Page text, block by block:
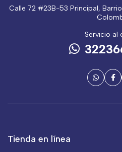
Calle 72 #23B-53 Principal,
Servicio al
Tienda en línea